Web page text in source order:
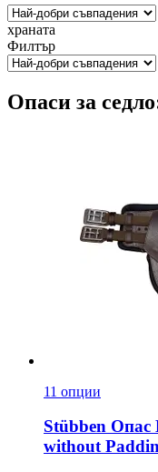
храната
Филтър
Опаси за
11 опции
Stübben Опас
without